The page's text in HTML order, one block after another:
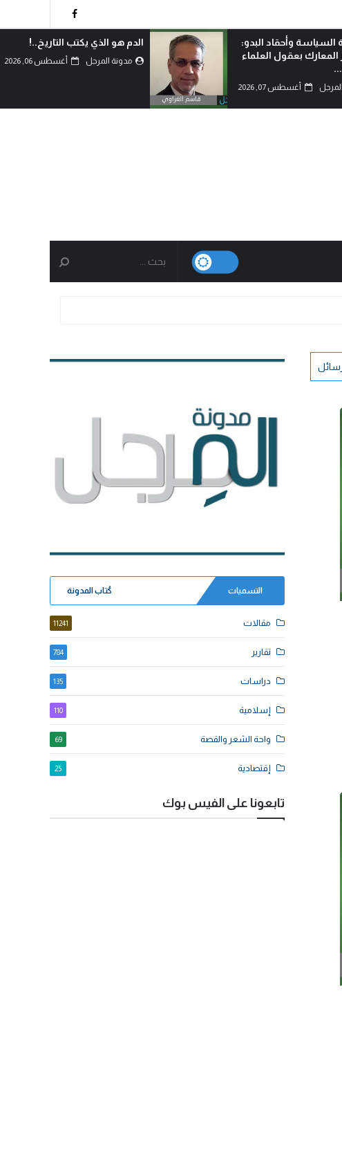
يكتب التاريخ..!
أغسطس 06, 2026
لماذا اختار الشيعة خيار احتضان
المقاومة رغم امتلاكهم الدولة؟!
التسميات كُتاب المدونة
مقالات 11241
تقارير 784
دراسات 135
إسلامية 110
واحة الشعر والقصة 69
إقتصادية 25
تابعونا على الفيس بوك